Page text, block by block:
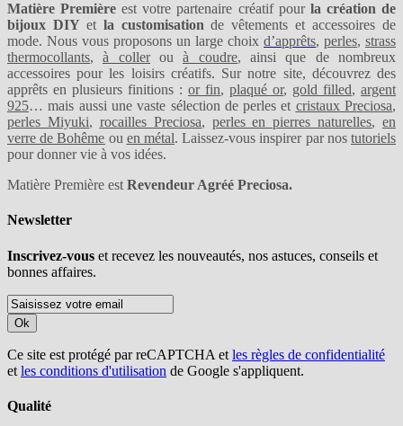
Matière Première est votre partenaire créatif pourla création de
bijoux DIY etla customisation de vêtements et accessoires de
mode. Nous vous proposons un large choix d’apprêts, perles, strass
thermocollants,à collerouà coudre, ainsi que de nombreux
accessoires pour les loisirs créatifs. Sur notre site, découvrez des
apprêts en plusieurs finitions : or fin, plaqué or, gold filled, argent
925… mais aussi une vaste sélection de perles et cristaux Preciosa,
perles Miyuki, rocailles Preciosa, perles en pierres naturelles, en
verre de Bohême ou en métal. Laissez-vous inspirer par nostutoriels
pour donner vie à vos idées.
Matière Première est Revendeur Agréé Preciosa.
Newsletter
Inscrivez-vous et recevez les nouveautés, nos astuces, conseils et
bonnes affaires.
Ok
Ce site est protégé par reCAPTCHA et les règles de confidentialité
et les conditions d'utilisation de Google s'appliquent.
Qualité